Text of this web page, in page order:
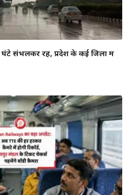
संभलकर रहें, प्रदेश के कई जिलों में